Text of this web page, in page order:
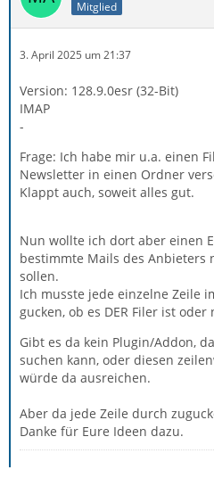
Mitglied
3. April 2025 um 21:37
Version: 128.9.0esr (32-Bit)
IMAP
-
Frage: Ich habe mir u.a. einen
Newsletter in einen Ordner
Klappt auch, soweit alles gut.
Nun wollte ich dort aber einen
bestimmte Mails des
sollen.
Ich musste jede einzelne Zeile
gucken, ob es DER Filer ist oder
Gibt es da kein Plugin/Addon,
suchen kann, oder diesen
würde da ausreichen.
Aber da jede Zeile durch
Danke für Eure Ideen dazu.